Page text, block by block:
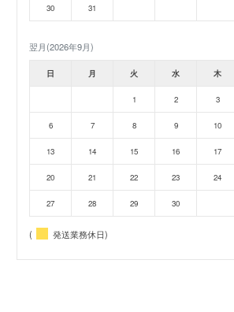
30 31
翌月(2026年9月)
日 月 火 水 木
1 2 3
6 7 8 9 10
13 14 15 16 17
20 21 22 23 24
27 28 29 30
( 発送業務休日)